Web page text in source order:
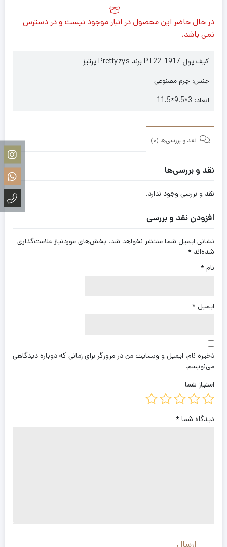
در حال حاضر این محصول در انبار موجود نیست و در دسترس
نمی باشد.
کیف پول PT22-1917 برند Prettyzys پرتیز
جنس: چرم مصنوعی
ابعاد: 3*9.5*11.5
نقد و بررسی‌ها (0)
نقد و بررسی‌ها
نقد و بررسی وجود ندارد.
افزودن نقد و بررسی
نشانی ایمیل شما منتشر نخواهد شد. بخش‌های موردنیاز علامت‌گذاری
شده‌اند *
نام *
ایمیل *
ذخیره نام، ایمیل و وبسایت من در مرورگر برای زمانی که دوباره دیدگاهی
می‌نویسم.
امتیاز شما
دیدگاه شما *